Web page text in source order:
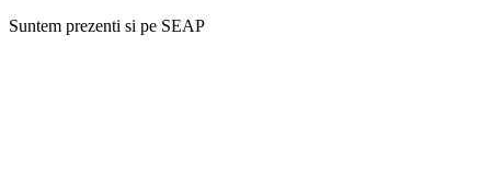
Suntem prezenti si pe SEAP